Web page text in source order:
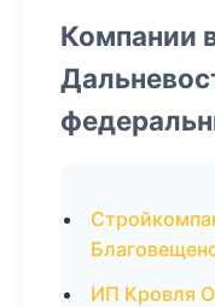
Компании
ИП Кровля